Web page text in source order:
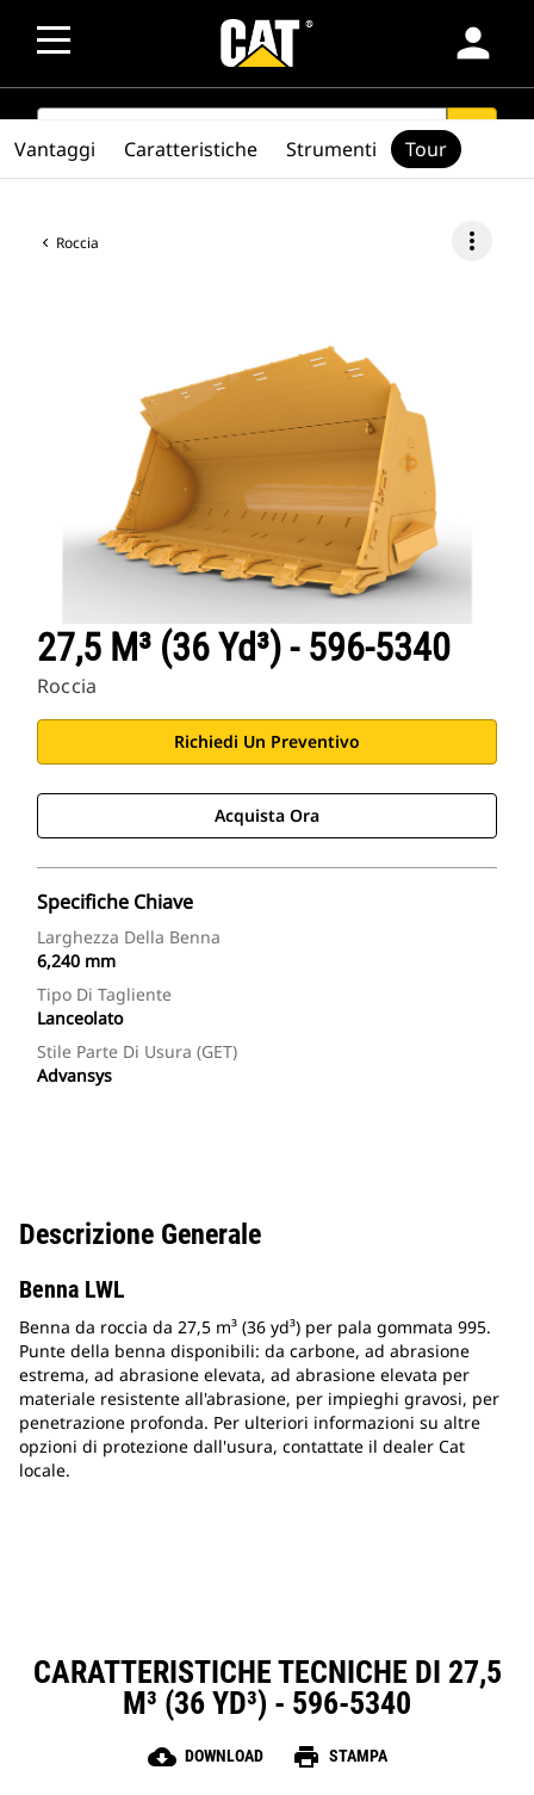
person
SEARCH search
Roccia more_vert
27,5 M³ (36 Yd³) - 596-5340
Roccia
Richiedi Un Preventivo
Acquista Ora
Specifiche Chiave
Larghezza Della Benna
6,240 mm
Tipo Di Tagliente
Lanceolato
Stile Parte Di Usura (GET)
Advansys
Vantaggi Caratteristiche Strumenti Tour
Descrizione Generale
Benna LWL
Benna da roccia da 27,5 m³ (36 yd³) per pala gommata 995.
Punte della benna disponibili: da carbone, ad abrasione
estrema, ad abrasione elevata, ad abrasione elevata per
materiale resistente all'abrasione, per impieghi gravosi, per
penetrazione profonda. Per ulteriori informazioni su altre
opzioni di protezione dall'usura, contattate il dealer Cat
locale.
CARATTERISTICHE TECNICHE DI 27,5
M³ (36 YD³) - 596-5340
cloud_download DOWNLOAD print STAMPA